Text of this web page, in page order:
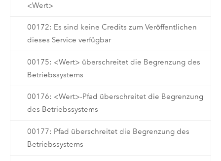
<Wert>
00172: Es sind keine Credits zum Veröffentlichen
dieses Service verfügbar
00175: <Wert> überschreitet die Begrenzung des
Betriebssystems
00176: <Wert>-Pfad überschreitet die Begrenzung
des Betriebssystems
00177: Pfad überschreitet die Begrenzung des
Betriebssystems